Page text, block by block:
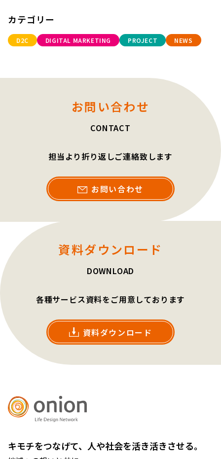
カテゴリー
D2C DIGITAL MARKETING PROJECT NEWS
お問い合わせ
CONTACT
担当より折り返しご連絡致します
お問い合わせ
資料ダウンロード
DOWNLOAD
各種サービス資料をご用意しております
資料ダウンロード
キモチをつなげて、人や社会を活き活きさせる。